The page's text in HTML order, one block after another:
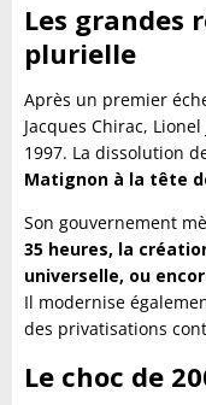
Les grandes
plurielle
Après un premier
Jacques Chirac,
1997. La dissolution
Matignon à la tête
Son gouvernement
35 heures, la
universelle, ou
Il modernise
des privatisations
Le choc de